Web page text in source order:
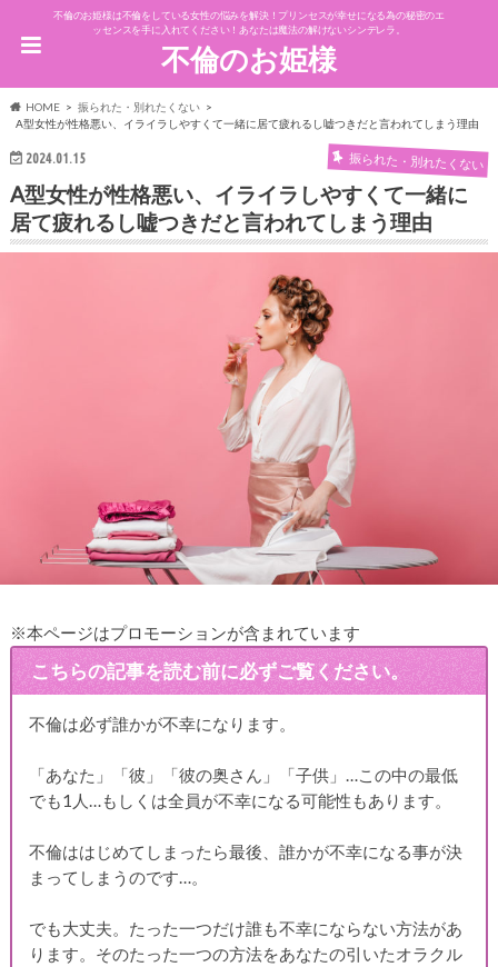
不倫のお姫様は不倫をしている女性の悩みを解決！プリンセスが幸せになる為の秘密のエ
ッセンスを手に入れてください！あなたは魔法の解けないシンデレラ。
不倫のお姫様
HOME
振られた・別れたくない
A型女性が性格悪い、イライラしやすくて一緒に居て疲れるし嘘つきだと言われてしまう理由
2024.01.15 振られた・別れたくない
A型女性が性格悪い、イライラしやすくて一緒に
居て疲れるし嘘つきだと言われてしまう理由
※本ページはプロモーションが含まれています
こちらの記事を読む前に必ずご覧ください。
不倫は必ず誰かが不幸になります。
「あなた」「彼」「彼の奥さん」「子供」…この中の最低
でも1人…もしくは全員が不幸になる可能性もあります。
不倫ははじめてしまったら最後、誰かが不幸になる事が決
まってしまうのです…。
でも大丈夫。たった一つだけ誰も不幸にならない方法があ
ります。そのたった一つの方法をあなたの引いたオラクル